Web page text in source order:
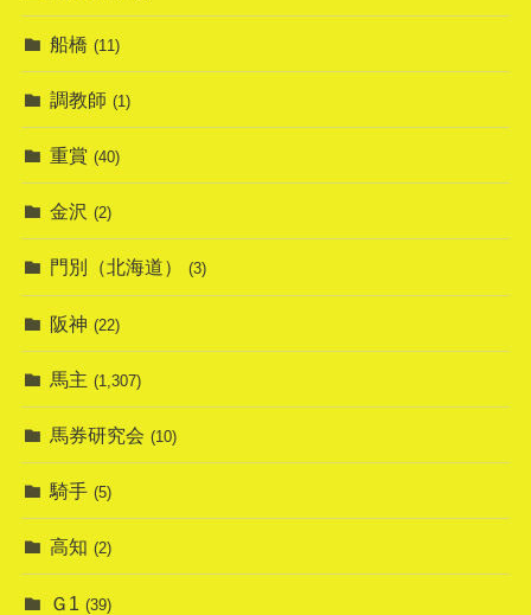
船橋 (11)
調教師 (1)
重賞 (40)
金沢 (2)
門別（北海道） (3)
阪神 (22)
馬主 (1,307)
馬券研究会 (10)
騎手 (5)
高知 (2)
Ｇ1 (39)